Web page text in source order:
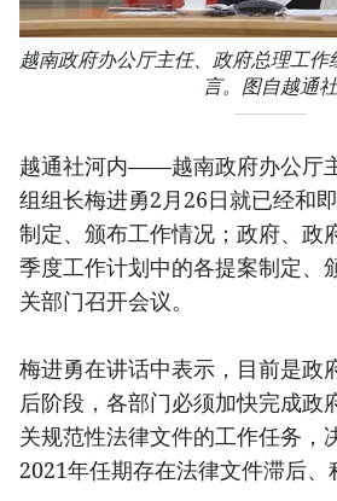
越南政府办公厅主任、政府总理工
言。图自越通社
越通社河内——越南政府办公厅
组组长梅进勇2月26日就已经和
制定、颁布工作情况；政府、政
季度工作计划中的各提案制定、
关部门召开会议。
梅进勇在讲话中表示，目前是政
后阶段，各部门必须加快完成政
关规范性法律文件的工作任务，
2021年任期存在法律文件滞后、